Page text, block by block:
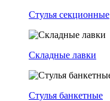
Стулья секционные
Складные лавки
Стулья банкетные